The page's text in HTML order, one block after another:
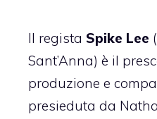
Il regista Spike Lee
Sant’Anna) è il
produzione e
presieduta da